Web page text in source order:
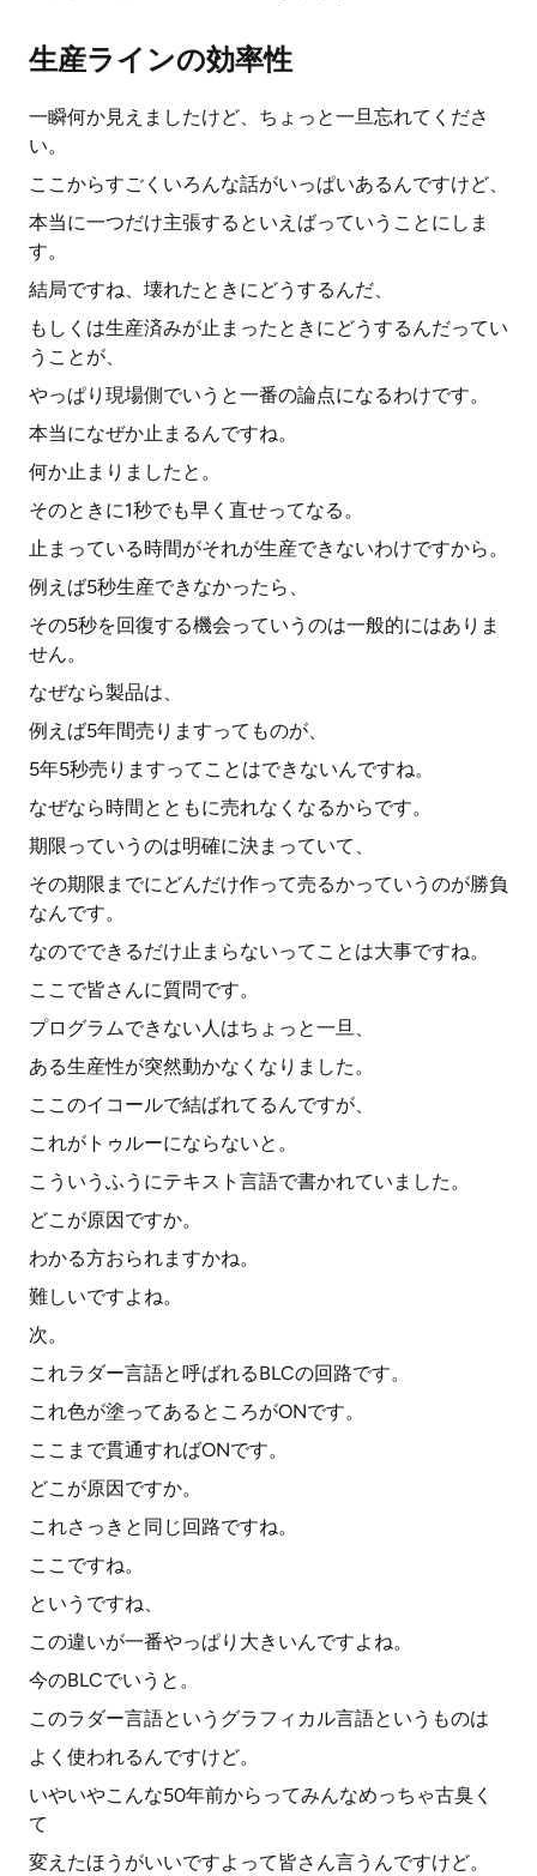
生産ラインの効率性
一瞬何か見えましたけど、ちょっと一旦忘れてくださ
い。
ここからすごくいろんな話がいっぱいあるんですけど、
本当に一つだけ主張するといえばっていうことにしま
す。
結局ですね、壊れたときにどうするんだ、
もしくは生産済みが止まったときにどうするんだってい
うことが、
やっぱり現場側でいうと一番の論点になるわけです。
本当になぜか止まるんですね。
何か止まりましたと。
そのときに1秒でも早く直せってなる。
止まっている時間がそれが生産できないわけですから。
例えば5秒生産できなかったら、
その5秒を回復する機会っていうのは一般的にはありま
せん。
なぜなら製品は、
例えば5年間売りますってものが、
5年5秒売りますってことはできないんですね。
なぜなら時間とともに売れなくなるからです。
期限っていうのは明確に決まっていて、
その期限までにどんだけ作って売るかっていうのが勝負
なんです。
なのでできるだけ止まらないってことは大事ですね。
ここで皆さんに質問です。
プログラムできない人はちょっと一旦、
ある生産性が突然動かなくなりました。
ここのイコールで結ばれてるんですが、
これがトゥルーにならないと。
こういうふうにテキスト言語で書かれていました。
どこが原因ですか。
わかる方おられますかね。
難しいですよね。
次。
これラダー言語と呼ばれるBLCの回路です。
これ色が塗ってあるところがONです。
ここまで貫通すればONです。
どこが原因ですか。
これさっきと同じ回路ですね。
ここですね。
というですね、
この違いが一番やっぱり大きいんですよね。
今のBLCでいうと。
このラダー言語というグラフィカル言語というものは
よく使われるんですけど。
いやいやこんな50年前からってみんなめっちゃ古臭く
て
変えたほうがいいですよって皆さん言うんですけど。